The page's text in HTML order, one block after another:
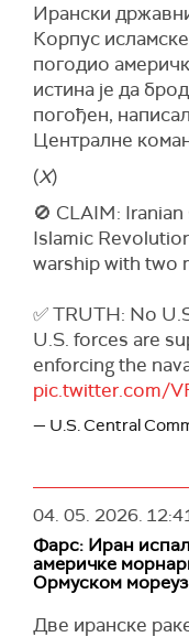
мореуза",
спољних
Емирата.
Агенција за
Уједињеног
да је танкер
док се налазио
северно од
(Reuters)
Ирански
Корпус
погодио
истина је да
погођен,
Централне
(X)
🚫 CLAIM:
Islamic
warship with two
✅ TRUTH: No
U.S. forces are
enforcing the
pic.twitter.com/
— U.S. Central
04. 05. 2026.
Фарс: Иран
америчке
Ормуском
Две иранске